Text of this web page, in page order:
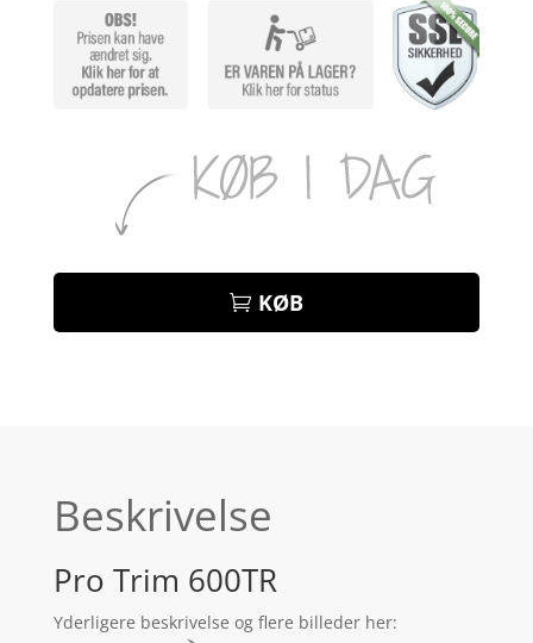
KØB
Beskrivelse
Pro Trim 600TR
Yderligere beskrivelse og flere billeder her: